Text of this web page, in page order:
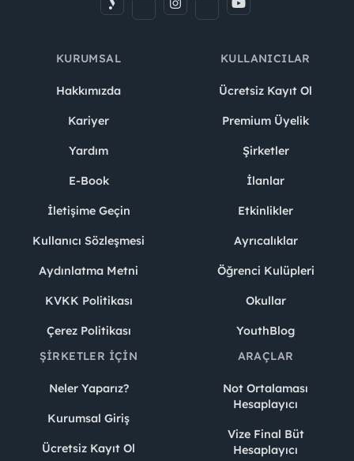
KURUMSAL
Hakkımızda
Kariyer
Yardım
E-Book
İletişime Geçin
Kullanıcı Sözleşmesi
Aydınlatma Metni
KVKK Politikası
Çerez Politikası
KULLANICILAR
Ücretsiz Kayıt Ol
Premium Üyelik
Şirketler
İlanlar
Etkinlikler
Ayrıcalıklar
Öğrenci Kulüpleri
Okullar
YouthBlog
ŞIRKETLER İÇIN
Neler Yaparız?
Kurumsal Giriş
Ücretsiz Kayıt Ol
ARAÇLAR
Not Ortalaması
Hesaplayıcı
Vize Final Büt
Hesaplayıcı